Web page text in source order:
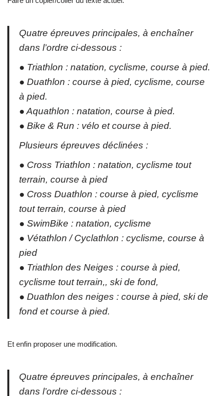
Quatre épreuves principales, à enchaîner
dans l’ordre ci-dessous :
● Triathlon : natation, cyclisme, course à pied.
● Duathlon : course à pied, cyclisme, course
à pied.
● Aquathlon : natation, course à pied.
● Bike & Run : vélo et course à pied.
Plusieurs épreuves déclinées :
● Cross Triathlon : natation, cyclisme tout
terrain, course à pied
● Cross Duathlon : course à pied, cyclisme
tout terrain, course à pied
● SwimBike : natation, cyclisme
● Vétathlon / Cyclathlon : cyclisme, course à
pied
● Triathlon des Neiges : course à pied,
cyclisme tout terrain,, ski de fond,
● Duathlon des neiges : course à pied, ski de
fond et course à pied.
Et enfin proposer une modification.
Quatre épreuves principales, à enchaîner
dans l’ordre ci-dessous :